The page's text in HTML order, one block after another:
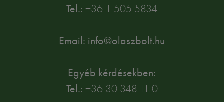
Tel.: +36 1 505 5834
Email: info@olaszbolt.hu
Egyéb kérdésekben:
Tel.: +36 30 348 1110